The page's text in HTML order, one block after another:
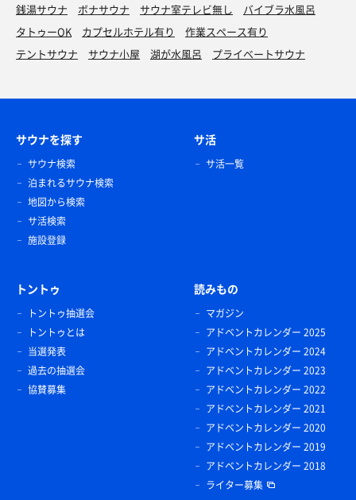
銭湯サウナ
ボナサウナ サウナ室テレビ無し
バイブラ水風呂
タトゥーOK
カプセルホテル有り
作業スペース有り
テントサウナ
サウナ小屋 湖が水風呂 プライベートサウナ
サウナを探す
サウナ検索
泊まれるサウナ検索
地図から検索
サ活検索
施設登録
サ活
サ活一覧
トントゥ
トントゥ抽選会
トントゥとは
当選発表
過去の抽選会
協賛募集
読みもの
マガジン
アドベントカレンダー 2025
アドベントカレンダー 2024
アドベントカレンダー 2023
アドベントカレンダー 2022
アドベントカレンダー 2021
アドベントカレンダー 2020
アドベントカレンダー 2019
アドベントカレンダー 2018
ライター募集